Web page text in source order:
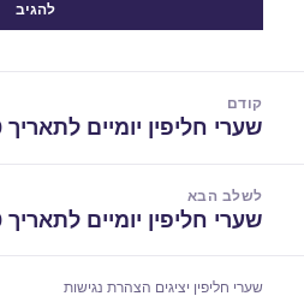
קודם
הפוסט
שערי חליפין יומיים לתאריך 17/07/2019
לשלב הבא
הפוסט
שערי חליפין יומיים לתאריך 18/07/2019
שערי חליפין יציגים הצהרת נגישות